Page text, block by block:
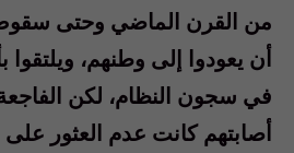
أن يعودوا إلى وطنهم، ويلتقوا
في سجون النظام، لكن
أصابتهم كانت عدم العثور على